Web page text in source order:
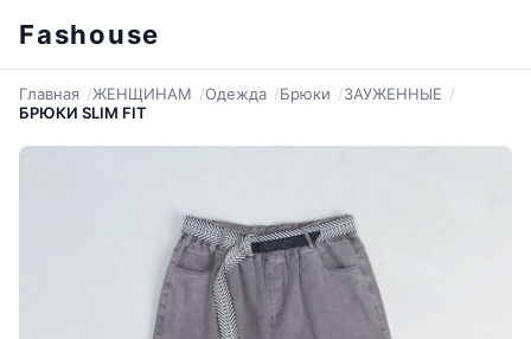
Fashouse
Главная ЖЕНЩИНАМ Одежда Брюки
ЗАУЖЕННЫЕ
БРЮКИ SLIM FIT